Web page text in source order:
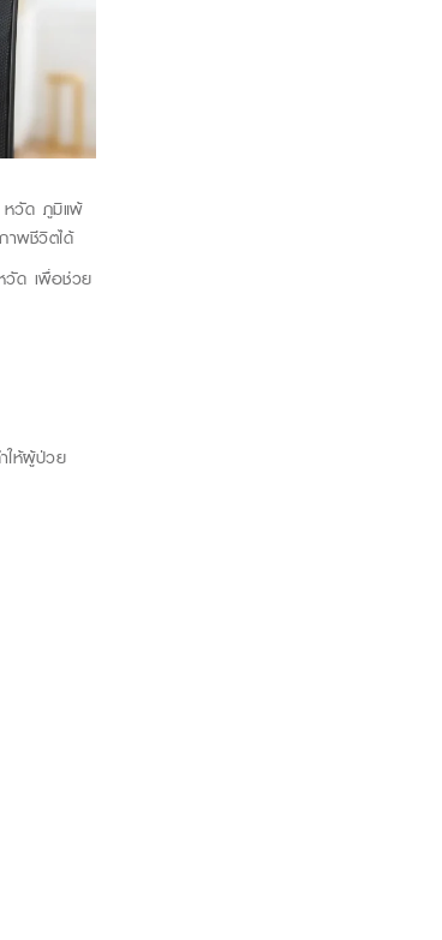
หวัด ภูมิแพ้
าพชีวิตได้
วัด เพื่อช่วย
ให้ผู้ป่วย